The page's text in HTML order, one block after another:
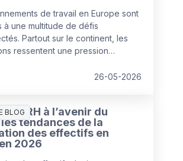
de travail en Europe sont
à une multitude de défis
Partout sur le continent, les
ressentent une pression
un contexte de budgets et de
26-05-2026
BLOG
les RH à l’avenir du
tendances de la
des effectifs en
2026